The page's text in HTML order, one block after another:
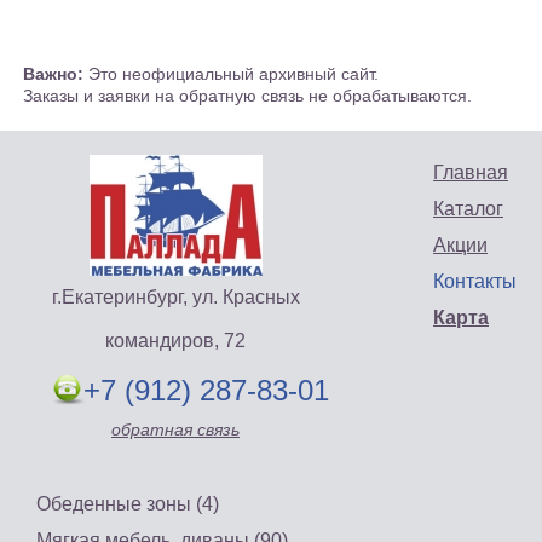
Важно: Это неофициальный архивный сайт.
Заказы и заявки на обратную связь не обрабатываются.
Главная
Каталог
Акции
Контакты
Карта
г.Екатеринбург, ул. Красных
командиров, 72
+7 (912) 287-83-01
обратная связь
Обеденные зоны (4)